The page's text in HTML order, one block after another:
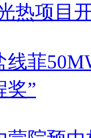
热项目
线菲
奖”